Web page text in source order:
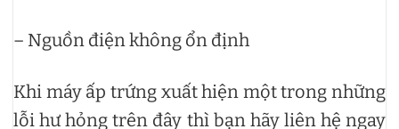
– Nguồn điện không ổn định
Khi máy ấp trứng xuất hiện một trong những
lỗi hư hỏng trên đây thì bạn hãy liên hệ ngay